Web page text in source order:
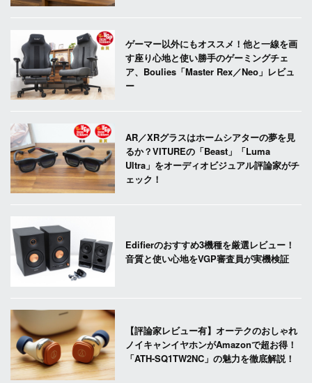
ゲーマー以外にもオススメ！他と一線を画
す座り心地と使い勝手のゲーミングチェ
ア、Boulies「Master Rex／Neo」レビュ
ー
AR／XRグラスはホームシアターの夢を見
るか？VITUREの「Beast」「Luma
Ultra」をオーディオビジュアル評論家がチ
ェック！
Edifierのおすすめ3機種を厳選レビュー！
音質と使い心地をVGP審査員が実機検証
【評論家レビュー有】オーテクのおしゃれ
ノイキャンイヤホンがAmazonで超お得！
「ATH-SQ1TW2NC」の魅力を徹底解説！